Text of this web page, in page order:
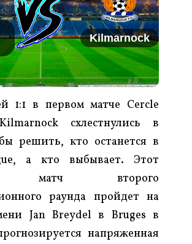
Kilmarnock
1:1 в первом матче Cercle
схлестнулись в
решить, кто останется в
а кто выбывает. Этот
матч второго
раунда пройдет на
Jan Breydel в Bruges в
напряженная